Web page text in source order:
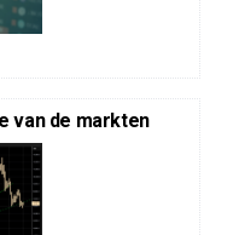
van de markten